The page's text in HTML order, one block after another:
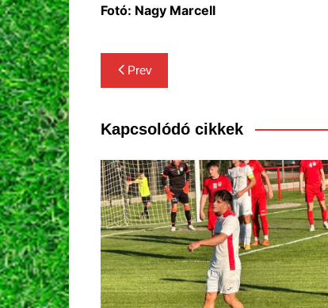
Fotó: Nagy Marcell
Bejegyzés
navigáció
Prev
Kapcsolódó cikkek